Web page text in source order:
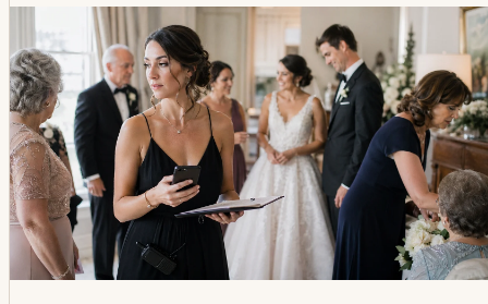
программа, а как негласная система возможностей, которая
помогает дню оставаться размеренным, щедрым и
запоминающимся для гостей разных возрастов.